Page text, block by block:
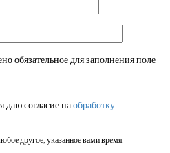
обязательное для заполнения поле
даю согласие наобработку
другое, указанное вами время